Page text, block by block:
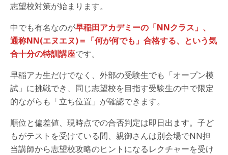
志望校対策が始まります。
中でも有名なのが早稲田アカデミーの「NNクラス」、
通称NN(エヌエヌ)＝「何が何でも」合格する、という気
合十分の特訓講座です。
早稲アカ生だけでなく、外部の受験生でも「オープン模
試」に挑戦でき、同じ志望校を目指す受験生の中で限定
的ながらも「立ち位置」が確認できます。
順位と偏差値、現時点での合否判定は即日出ます。子ど
もがテストを受けている間、親御さんは別会場でNN担
当講師から志望校攻略のヒントになるレクチャーを受け